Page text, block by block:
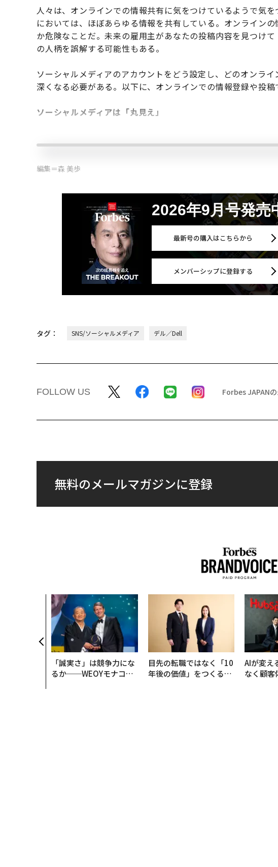
人々は、オンラインでの情報共有に気をつけているようで気
においては、ほぼあらゆる情報を共有している。オンライン
か危険なことだ。未来の雇用主があなたの投稿内容を見つけ
の人柄を誤解する可能性もある。
ソーシャルメディアのアカウントをどう設定し、どのオンラ
深くなる必要がある。以下に、オンラインでの情報登録や投稿
ソーシャルメディアは「丸見え」
編集＝森 美歩
2026年9月号発売
最新号の購入はこちらから
メンバーシップに登録する
タグ： SNS/ソーシャルメディア デル／Dell
FOLLOW US Forbes JAPAN
無料のメールマガジンに登録
「誠実さ」は競争力にな
るか──WEOYモナコで
目先の転職ではなく「10
年後の価値」をつくる─
AIが変え
なく顧